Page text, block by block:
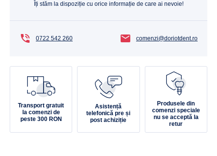
Îți stăm la dispoziție cu orice informație de care ai nevoie!
0722 542 260 comenzi@doriotdent.ro
Transport gratuit
la comenzi de
peste 300 RON
Asistență
telefonică pre și
post achiziție
Produsele din
comenzi speciale
nu se acceptă la
retur